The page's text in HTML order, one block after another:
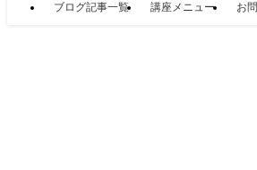
ブログ記事一覧 講座メニュー お